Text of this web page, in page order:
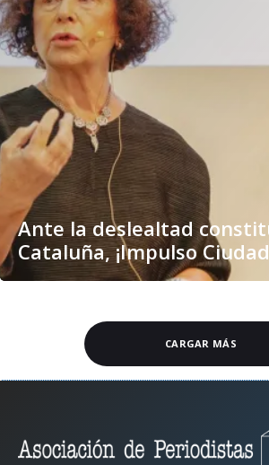
Ante la deslealtad
Cataluña, ¡Impulso
CARGAR MÁS